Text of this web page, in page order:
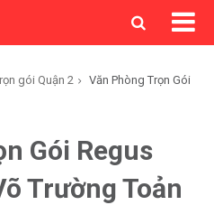
gói Quận 2
Văn Phòng Trọn Gói
Gói Regus
Trường Toản